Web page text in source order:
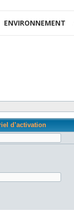
ENVIRONNEMENT
d’activation